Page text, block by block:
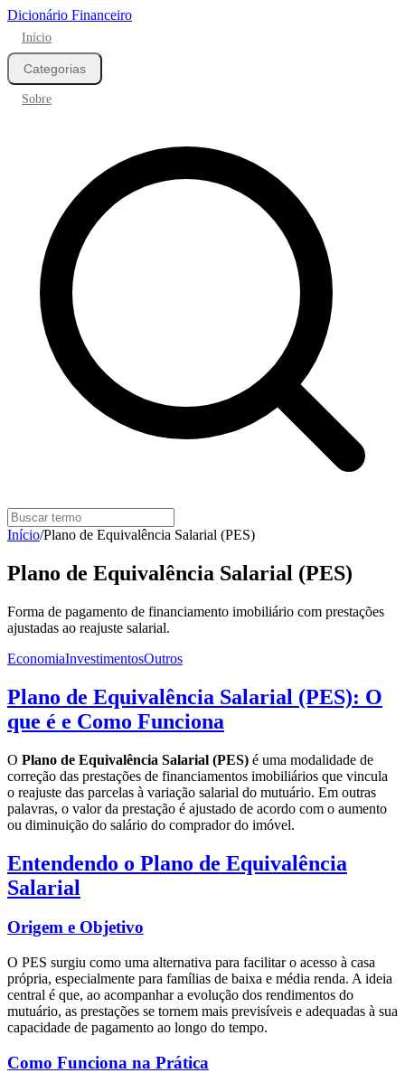
Dicionário Financeiro
Início
Categorias
Sobre
Início/Plano de Equivalência Salarial (PES)
Plano de Equivalência Salarial (PES)
Forma de pagamento de financiamento imobiliário com prestações
ajustadas ao reajuste salarial.
EconomiaInvestimentosOutros
Plano de Equivalência Salarial (PES): O
que é e Como Funciona
O Plano de Equivalência Salarial (PES) é uma modalidade de
correção das prestações de financiamentos imobiliários que vincula
o reajuste das parcelas à variação salarial do mutuário. Em outras
palavras, o valor da prestação é ajustado de acordo com o aumento
ou diminuição do salário do comprador do imóvel.
Entendendo o Plano de Equivalência
Salarial
Origem e Objetivo
O PES surgiu como uma alternativa para facilitar o acesso à casa
própria, especialmente para famílias de baixa e média renda. A ideia
central é que, ao acompanhar a evolução dos rendimentos do
mutuário, as prestações se tornem mais previsíveis e adequadas à sua
capacidade de pagamento ao longo do tempo.
Como Funciona na Prática